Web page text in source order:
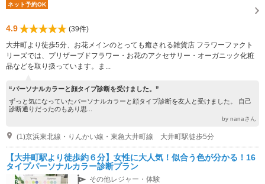
ネット予約OK
4.9
(39件)
大井町より徒歩5分、お花メインのとっても癒される雑貨店 フラワーファクト
リーズでは、プリザーブドフラワー・お花のアクセサリー・オーガニック化粧
品などを取り扱っています。ま...
“パーソナルカラーと顔タイプ診断を受けました。”
ずっと気になっていたパーソナルカラーと顔タイプ診断を友人と受けました。 自己
診断通りだったのもあり思...
by nanaさん
(1)京浜東北線・りんかい線・東急大井町線 大井町駅徒歩5分
【大井町駅より徒歩約６分】女性に大人気！似合う色が分かる！16
タイプパーソナルカラー診断プラン
その他レジャー・体験